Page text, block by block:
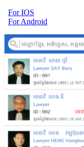
For IOS
For Android